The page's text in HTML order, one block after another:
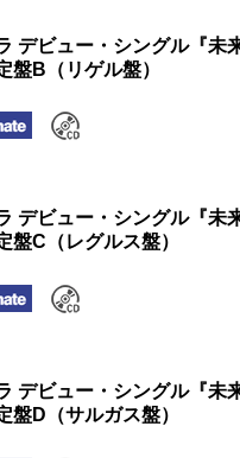
デビュー・シングル『未
盤B（リゲル盤）
デビュー・シングル『未
盤C（レグルス盤）
デビュー・シングル『未
盤D（サルガス盤）